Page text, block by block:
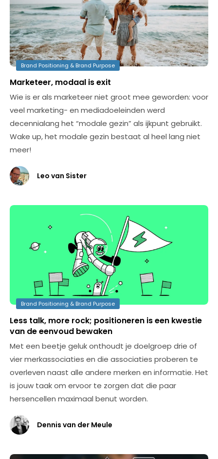
Brand Positioning & Brand Purpose
Marketeer, modaal is exit
Wie is er als marketeer niet groot mee geworden: voor
veel marketing- en mediadoeleinden werd
decennialang het “modale gezin” als ijkpunt gebruikt.
Wake up, het modale gezin bestaat al heel lang niet
meer!
Leo van Sister
Brand Positioning & Brand Purpose
Less talk, more rock; positioneren is een kwestie
van de eenvoud bewaken
Met een beetje geluk onthoudt je doelgroep drie of
vier merkassociaties en die associaties proberen te
overleven naast alle andere merken en informatie. Het
is jouw taak om ervoor te zorgen dat die paar
hersencellen maximaal benut worden.
Dennis van der Meule